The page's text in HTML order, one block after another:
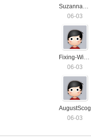
SuzannaS01
06-03
Fixing-Window-Locks2459
06-03
AugustScog
06-03